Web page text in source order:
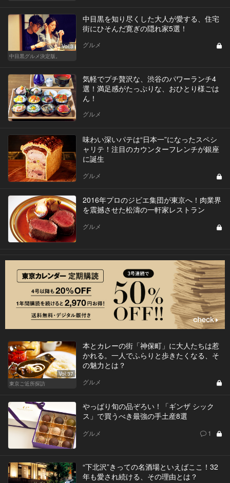
Vol.3
中目黒グルメ決定版。
中目黒を知り尽くした大人が愛する、住宅
街にひそんだ寛ぎの隠れ家5選！
グルメ
気軽でプチ贅沢な、渋谷のパワーランチ4
選！満足感がたっぷりな、おひとり様ごは
ん！
グルメ
味わい深いパテは“日本一”になったスペシ
ャリテ！注目のカウンターフレンチが銀座
に誕生
グルメ
2016年プロのジビエ集団が東京へ！肉業界
を震撼させた松濤の一軒家レストラン
グルメ
Vol.37
東京ご近所探訪
本とカレーの街「神保町」に大人たちは惹
かれる。一人でふらりと歩きたくなる、そ
の魅力とは？
グルメ
やっぱり旬の品ぞろい！「ギンザ シック
ス」で買うべき最強の手土産8選
グルメ 1
“下北沢”きっての名酒場といえばここ！32
年も愛され続ける、その理由とは？